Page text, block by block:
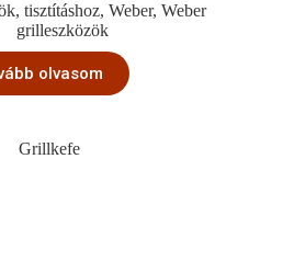
,tisztításhoz,Weber,Weber
grilleszközök
olvasom